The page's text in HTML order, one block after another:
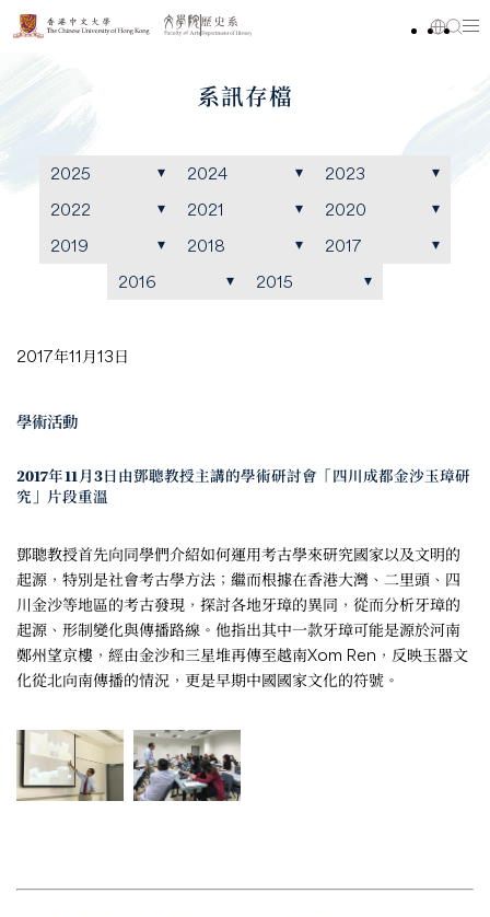
系訊存檔
2025 2024
2023
2022
2021
2020
2019
2018
2017
2016
2015
2017年11月13日
學術活動
2017年11月3日由鄧聰教授主講的學術研討會「四川成都金沙玉璋研
究」片段重溫
鄧聰教授首先向同學們介紹如何運用考古學來研究國家以及文明的
起源，特別是社會考古學方法；繼而根據在香港大灣、二里頭、四
川金沙等地區的考古發現，探討各地牙璋的異同，從而分析牙璋的
起源、形制變化與傳播路線。他指出其中一款牙璋可能是源於河南
鄭州望京樓，經由金沙和三星堆再傳至越南Xom Ren，反映玉器文
化從北向南傳播的情況，更是早期中國國家文化的符號。